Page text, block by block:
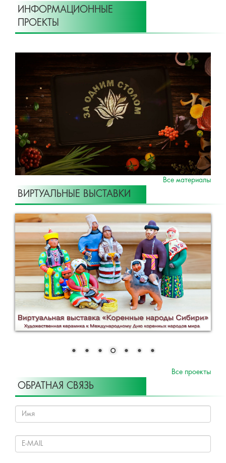
ИНФОРМАЦИОННЫЕ
ПРОЕКТЫ
Все материалы
ВИРТУАЛЬНЫЕ ВЫСТАВКИ
Все проекты
ОБРАТНАЯ СВЯЗЬ